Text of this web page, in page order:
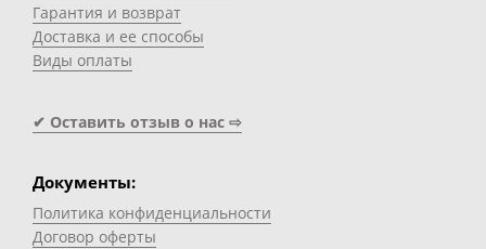
Гарантия и возврат
Доставка и ее способы
Виды оплаты
✔ Оставить отзыв о нас ⇨
Документы:
Политика конфиденциальности
Договор оферты